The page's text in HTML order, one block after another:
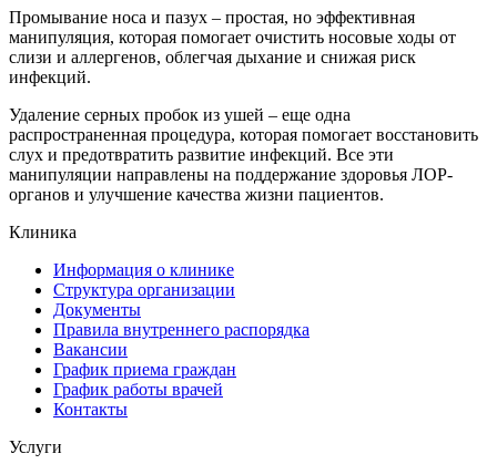
Промывание носа и пазух – простая, но эффективная
манипуляция, которая помогает очистить носовые ходы от
слизи и аллергенов, облегчая дыхание и снижая риск
инфекций.
Удаление серных пробок из ушей – еще одна
распространенная процедура, которая помогает восстановить
слух и предотвратить развитие инфекций. Все эти
манипуляции направлены на поддержание здоровья ЛОР-
органов и улучшение качества жизни пациентов.
Клиника
Информация о клинике
Структура организации
Документы
Правила внутреннего распорядка
Вакансии
График приема граждан
График работы врачей
Контакты
Услуги